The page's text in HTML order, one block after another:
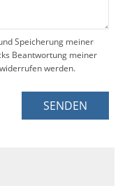
Speicherung meiner
Beantwortung meiner
werden.
SENDEN